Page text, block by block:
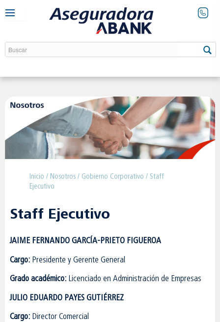
Inicio / Nosotros / Gobierno Corporativo / Staff
Ejecutivo
Staff Ejecutivo
JAIME FERNANDO GARCÍA-PRIETO FIGUEROA
Cargo: Presidente y Gerente General
Grado académico: Licenciado en Administración de Empresas
JULIO EDUARDO PAYES GUTIÉRREZ
Cargo: Director Comercial